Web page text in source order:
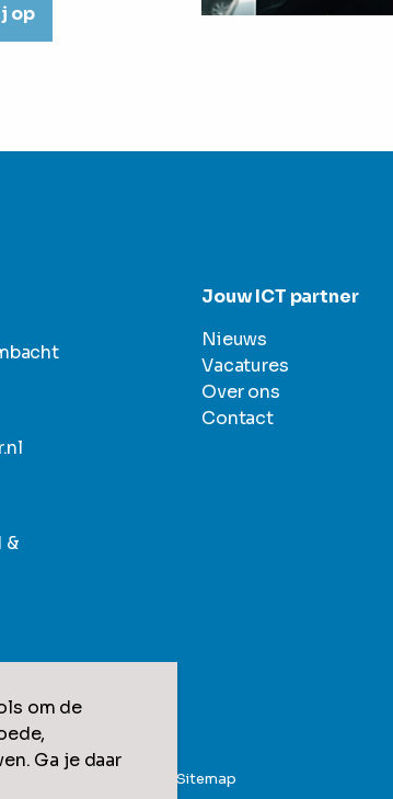
&
Jouw ICT partner
Nieuws
Vacatures
Over ons
Contact
Sitemap
om de
Ga je daar